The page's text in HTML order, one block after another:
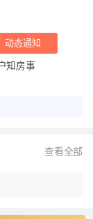
动态通知
知房事
查看全部